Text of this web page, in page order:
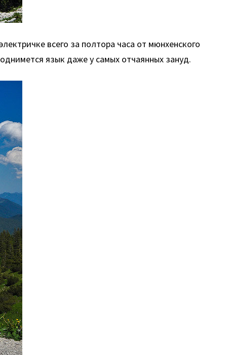
всего за полтора часа от мюнхенского
язык даже у самых отчаянных зануд.